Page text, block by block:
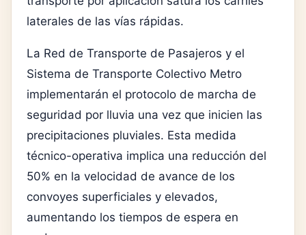
laterales de las vías rápidas.
La Red de Transporte de Pasajeros y el
Sistema de Transporte Colectivo Metro
implementarán el protocolo de marcha de
seguridad por lluvia una vez que inicien las
precipitaciones pluviales. Esta medida
técnico-operativa implica una reducción del
50% en la velocidad de avance de los
convoyes superficiales y elevados,
aumentando los tiempos de espera en